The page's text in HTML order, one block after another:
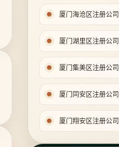
厦门海沧区注册公司
厦门湖里区注册公司
厦门集美区注册公司
厦门同安区注册公司
厦门翔安区注册公司